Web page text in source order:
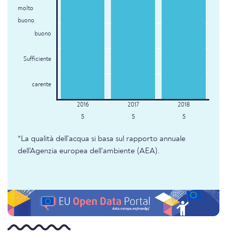
molto
buono
buono
Sufficiente
carente
5 5 5
*La qualità dell'acqua si basa sul rapporto annuale
dell'Agenzia europea dell'ambiente (AEA).